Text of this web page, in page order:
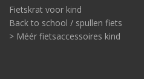
Fietskrat voor kind
Back to school / spullen fiets
> Méér fietsaccessoires kind